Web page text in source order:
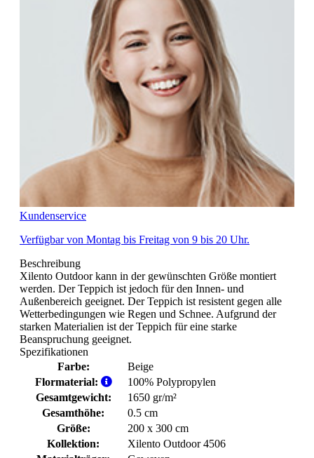
Kundenservice
Verfügbar von Montag bis Freitag von 9 bis 20 Uhr.
Beschreibung
Xilento Outdoor kann in der gewünschten Größe montiert
werden. Der Teppich ist jedoch für den Innen- und
Außenbereich geeignet. Der Teppich ist resistent gegen alle
Wetterbedingungen wie Regen und Schnee. Aufgrund der
starken Materialien ist der Teppich für eine starke
Beanspruchung geeignet.
Spezifikationen
Farbe:
Beige
Flormaterial:
100% Polypropylen
Gesamtgewicht:
1650 gr/m²
Gesamthöhe:
0.5 cm
Größe:
200 x 300 cm
Kollektion:
Xilento Outdoor 4506